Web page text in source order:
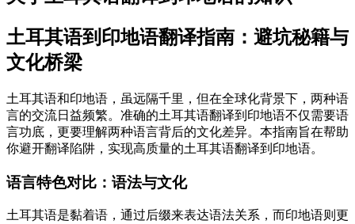
土耳其语到印地语翻译指南：避坑秘籍与
文化桥梁
土耳其语和印地语，虽远隔千里，但在全球化背景下，两种语
言的交流日益频繁。准确的土耳其语翻译到印地语不仅需要语
言功底，更要理解两种语言背后的文化差异。本指南旨在帮助
你避开翻译陷阱，实现高质量的土耳其语翻译到印地语。
语言特色对比：语法与文化
土耳其语是黏着语，通过后缀来表达语法关系，而印地语则更